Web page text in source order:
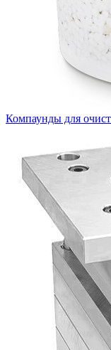
Компаунды для